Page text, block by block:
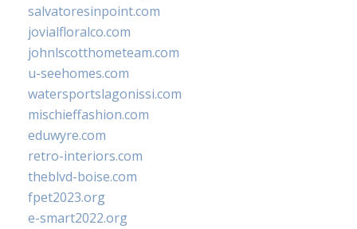
salvatoresinpoint.com
jovialfloralco.com
johnlscotthometeam.com
u-seehomes.com
watersportslagonissi.com
mischieffashion.com
eduwyre.com
retro-interiors.com
theblvd-boise.com
fpet2023.org
e-smart2022.org